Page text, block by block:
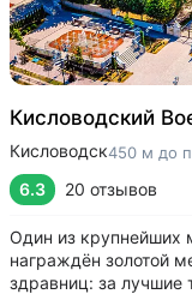
Кисловодский
Кисловодск450 м до
6.3 20 отзывов
Один из крупнейших
награждён золотой
здравниц: за лучшие